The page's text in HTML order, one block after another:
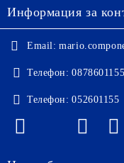
Информация за
Email:
Телефон:
Телефон: 052601155